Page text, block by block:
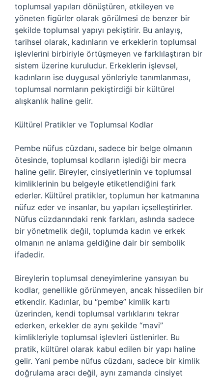
toplumsal yapıları dönüştüren, etkileyen ve
yöneten figürler olarak görülmesi de benzer bir
şekilde toplumsal yapıyı pekiştirir. Bu anlayış,
tarihsel olarak, kadınların ve erkeklerin toplumsal
işlevlerini birbiriyle örtüşmeyen ve farklılaştıran bir
sistem üzerine kuruludur. Erkeklerin işlevsel,
kadınların ise duygusal yönleriyle tanımlanması,
toplumsal normların pekiştirdiği bir kültürel
alışkanlık haline gelir.
Kültürel Pratikler ve Toplumsal Kodlar
Pembe nüfus cüzdanı, sadece bir belge olmanın
ötesinde, toplumsal kodların işlediği bir mecra
haline gelir. Bireyler, cinsiyetlerinin ve toplumsal
kimliklerinin bu belgeyle etiketlendiğini fark
ederler. Kültürel pratikler, toplumun her katmanına
nüfuz eder ve insanlar, bu yapıları içselleştirirler.
Nüfus cüzdanındaki renk farkları, aslında sadece
bir yönetmelik değil, toplumda kadın ve erkek
olmanın ne anlama geldiğine dair bir sembolik
ifadedir.
Bireylerin toplumsal deneyimlerine yansıyan bu
kodlar, genellikle görünmeyen, ancak hissedilen bir
etkendir. Kadınlar, bu “pembe” kimlik kartı
üzerinden, kendi toplumsal varlıklarını tekrar
ederken, erkekler de aynı şekilde “mavi”
kimlikleriyle toplumsal işlevleri üstlenirler. Bu
pratik, kültürel olarak kabul edilen bir yapı haline
gelir. Yani pembe nüfus cüzdanı, sadece bir kimlik
doğrulama aracı değil, aynı zamanda cinsiyet